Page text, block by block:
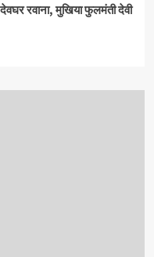
रवाना, मुखिया फुलमंती देवी